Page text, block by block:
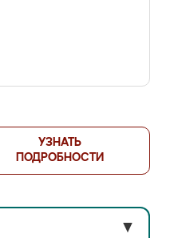
УЗНАТЬ
ПОДРОБНОСТИ
▼